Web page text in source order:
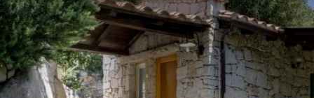
10AUG2026
Zimmer